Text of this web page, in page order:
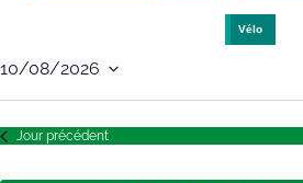
Vélo
10/08/2026
Sélectionnez
uneJour précédent